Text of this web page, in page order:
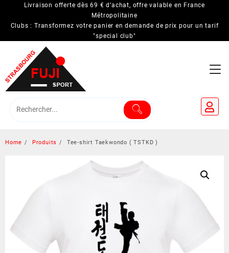
content
Livraison offerte dès 69 € d’achat, offre valable en France
Métropolitaine
Clubs : Transformez votre panier en demande de prix pour un tarif
"special club"
Home Produits Tee-shirt Taekwondo ( TSTKD )